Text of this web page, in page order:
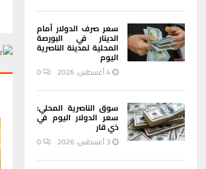
سعر صرف الدولار أمام
الدينار في البورصة
المحلية لمدينة الناصرية
اليوم
4 أغسطس، 2026 0
سوق الناصرية المحلي:
سعر الدولار اليوم في
ذي قار
3 أغسطس، 2026 0